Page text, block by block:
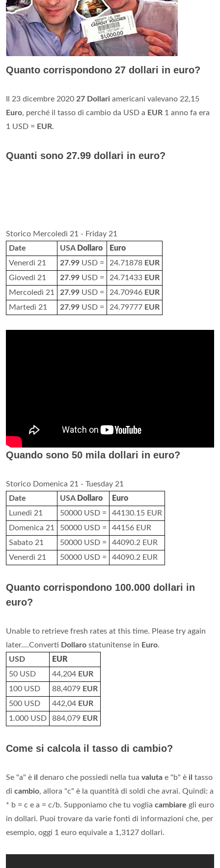
Quanto corrispondono 27 dollari in euro?
Il 23 dicembre 2020 27 Dollari americani valevano 22,15
Euro, perché il tasso di cambio da USD a EUR 1 anno fa era
1 USD = EUR.
Quanti sono 27.99 dollari in euro?
Storico Mercoledì 21 - Friday 21
Date
USA Dollaro
Euro
Venerdì 21
27.99 USD = 24.71878 EUR
Giovedi 21
27.99 USD = 24.71433 EUR
Mercoledì 21
27.99 USD = 24.70946 EUR
Martedì 21
27.99 USD = 24.79777 EUR
Quando sono 50 mila dollari in euro?
Storico Domenica 21 - Tuesday 21
Date
USA Dollaro
Euro
Lunedi 21
50000 USD =
44130.15 EUR
Domenica 21
50000 USD =
44156 EUR
Sabato 21
50000 USD =
44090.2 EUR
Venerdì 21
50000 USD = 44090.2 EUR
Quanto corrispondono 100.000 dollari in
euro?
Unable to retrieve fresh rates at this time. Please try again
later....Converti Dollaro statunitense in Euro.
USD
EUR
50 USD
44,204 EUR
100 USD
88,4079 EUR
500 USD
442,04 EUR
1.000 USD
884,079 EUR
Come si calcola il tasso di cambio?
Se "a" è il denaro che possiedi nella tua valuta e "b" è il tasso
di cambio, allora "c" è la quantità di soldi che avrai. Quindi: a
* b = c e a = c/b. Supponiamo che tu voglia cambiare gli euro
in dollari. Puoi trovare da varie fonti di informazioni che, per
esempio, oggi 1 euro equivale a 1,3127 dollari.